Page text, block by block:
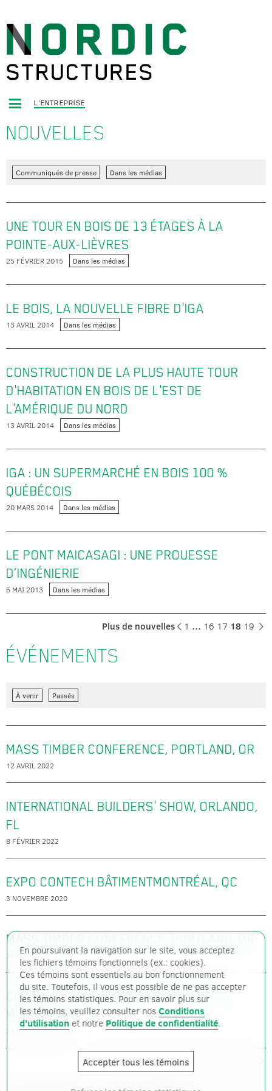
L'ENTREPRISE
NOUVELLES
Communiqués de presse Dans les médias
UNE TOUR EN BOIS DE 13 ÉTAGES À LA
POINTE-AUX-LIÈVRES
25 FÉVRIER 2015 Dans les médias
LE BOIS, LA NOUVELLE FIBRE D'IGA
13 AVRIL 2014 Dans les médias
CONSTRUCTION DE LA PLUS HAUTE TOUR
D'HABITATION EN BOIS DE L'EST DE
L'AMÉRIQUE DU NORD
13 AVRIL 2014 Dans les médias
IGA : UN SUPERMARCHÉ EN BOIS 100 %
QUÉBÉCOIS
20 MARS 2014 Dans les médias
LE PONT MAICASAGI : UNE PROUESSE
D’INGÉNIERIE
6 MAI 2013 Dans les médias
Plus de nouvelles 1 … 16 17 18 19
ÉVÉNEMENTS
À venir Passés
MASS TIMBER CONFERENCE, PORTLAND, OR
12 AVRIL 2022
INTERNATIONAL BUILDERS' SHOW, ORLANDO,
FL
8 FÉVRIER 2022
EXPO CONTECH BÂTIMENTMONTRÉAL, QC
3 NOVEMBRE 2020
MASS TIMBER CONFERENCE, PORTLAND, OR
24 MARS 2020
CONGRÈS DE MONTRÉAL SUR LE BOIS,
MONTRÉAL, QC
24 MARS 2020
Plus d'événements
En poursuivant la navigation sur le site, vous acceptez
les fichiers témoins fonctionnels (ex.: cookies).
Ces témoins sont essentiels au bon fonctionnement
du site. Toutefois, il vous est possible de ne pas accepter
les témoins statistiques. Pour en savoir plus sur
les témoins, veuillez consulter nosConditions
d'utilisation et notre Politique de confidentialité.
Accepter tous les témoins